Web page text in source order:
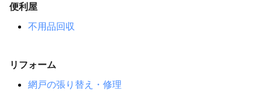
便利屋
不用品回収
リフォーム
網戸の張り替え・修理